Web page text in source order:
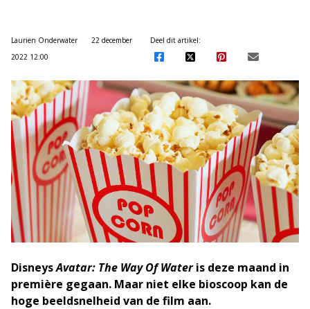
Laurien Onderwater
22 december
2022 12:00
Deel dit artikel:
DisneysAvatar: The Way Of Wateris deze maand in
première gegaan. Maar niet elke bioscoop kan de
hoge beeldsnelheid van de film aan.